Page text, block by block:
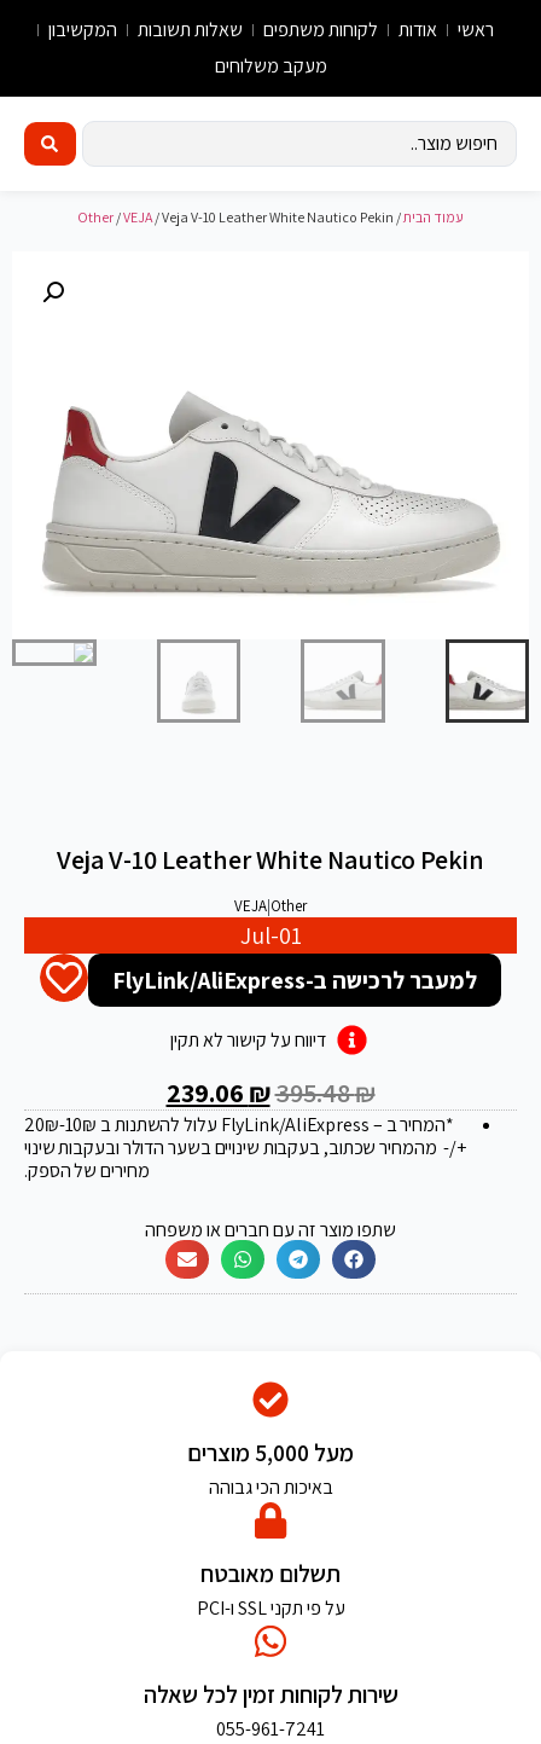
ראשי אודות לקוחות משתפים שאלות תשובות
המקשיבון
מעקב משלוחים
עמוד הבית/
Other /VEJA/ Veja V-10 Leather White Nautico Pekin
Veja V-10 Leather White Nautico Pekin
Other
VEJA
Jul-01
למעבר לרכישה ב-FlyLink/AliExpress
דיווח על קישור לא תקין
395.48₪
239.06 ₪
*המחיר ב – FlyLink/AliExpress עלול להשתנות ב 20 ₪-10₪
+/- מהמחיר שכתוב, בעקבות שינויים בשער הדולר ובעקבות שינוי
מחירים של הספק.
שתפו מוצר זה עם חברים או משפחה
מעל 5,000 מוצרים
באיכות הכי גבוהה
תשלום מאובטח
על פי תקני SSL ו-PCI
שירות לקוחות זמין לכל שאלה
055-961-7241